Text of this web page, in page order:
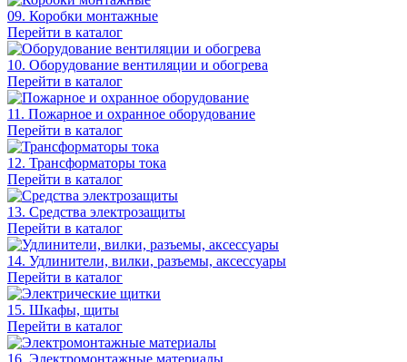
09. Коробки монтажные
Перейти в каталог
10. Оборудование вентиляции и обогрева
Перейти в каталог
11. Пожарное и охранное оборудование
Перейти в каталог
12. Трансформаторы тока
Перейти в каталог
13. Средства электрозащиты
Перейти в каталог
14. Удлинители, вилки, разъемы, аксессуары
Перейти в каталог
15. Шкафы, щиты
Перейти в каталог
16. Электромонтажные материалы